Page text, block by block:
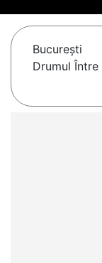
Bucureşti
Drumul Între